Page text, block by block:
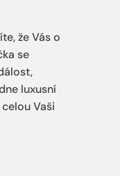
že Vás o
se
luxusní
Vaši